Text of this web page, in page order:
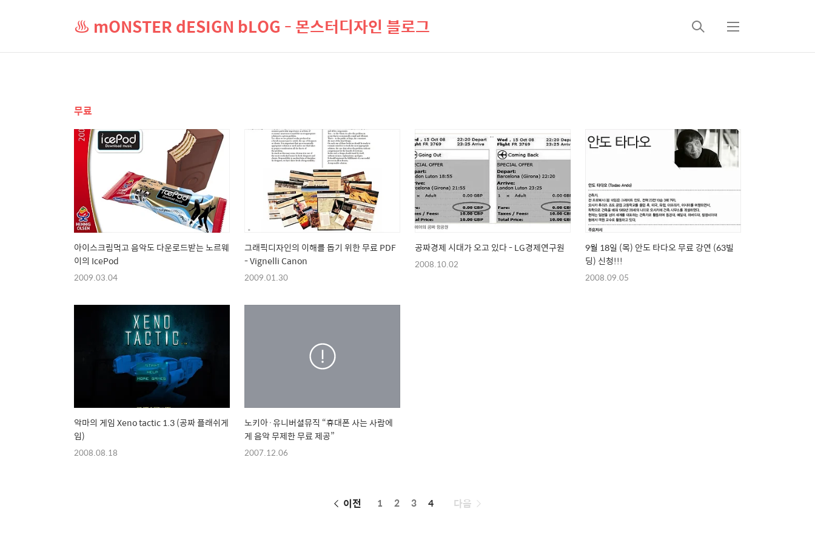
♨ mONSTER dESIGN bLOG - 몬스터디자인 블로그
검
메
무료
아이스크림먹고 음악도 다운로드받는 노르웨
이의 IcePod
2009.03.04
그래픽디자인의 이해를 돕기 위한 무료 PDF
- Vignelli Canon
2009.01.30
공짜경제 시대가 오고 있다 - LG경제연구원
2008.10.02
9월 18일 (목) 안도 타다오 무료 강연 (63빌
딩) 신청!!!
2008.09.05
악마의 게임 Xeno tactic 1.3 (공짜 플래쉬게
임)
2008.08.18
노키아­·유니버셜뮤직 “휴대폰 사는 사람에
게 음악 무제한 무료 제공”
2007.12.06
페
이전 1 2 3 4 다음